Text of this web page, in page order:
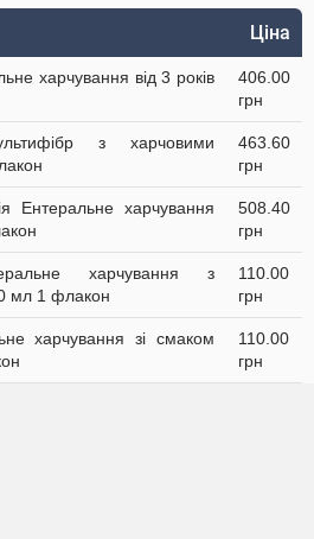
Ціна
харчування від 3 років
406.00
грн
з харчовими
463.60
грн
Ентеральне харчування
508.40
грн
харчування з
мл 1 флакон
110.00
грн
харчування зі смаком
110.00
грн